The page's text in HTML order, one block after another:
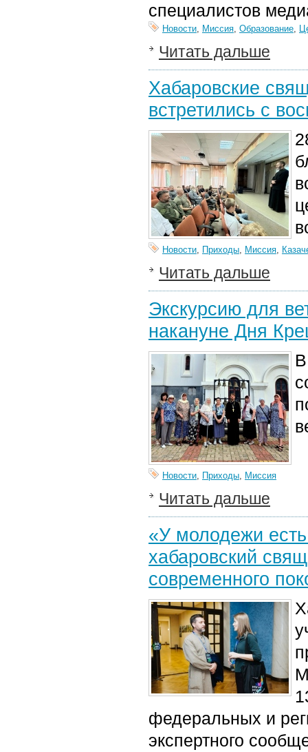
специалистов
Новости, Миссия, Образование,
Читать дальше
Хабаровские
встретились с
Новости, Приходы, Миссия,
Читать дальше
Экскурсию для
накануне Дня
Новости, Приходы, Миссия
Читать дальше
«У молодежи
хабаровский
современного
федеральных и
экспертного